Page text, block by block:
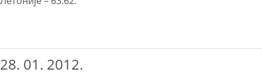
28. 01. 2012.